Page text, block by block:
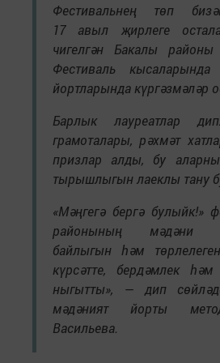
Фестивальнең төп
17 авыл җирлеге
чигелгән Бакалы
Фестиваль
йортларында күргәзмәләр
Барлык лауреатлар
грамоталары, рәхмәт
призлар алды, бу
тырышлыгын лаеклы тану
«Мәңгегә бергә булыйк!»
районының мәдәни
байлыгын һәм
күрсәтте, бердәмлек
ныгытты», — дип
мәдәният йорты
Васильева.